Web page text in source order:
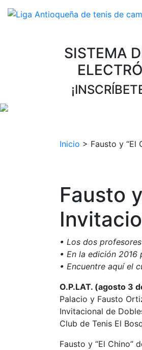
SISTEMA
Inicio > Fausto y “El
Fausto
• Los dos
• En la edición
• Encuentre aquí el
O.P.LAT. (agosto 3
Palacio y Fausto
Invitacional de
Club de Tenis El
Fausto y “El Chino”